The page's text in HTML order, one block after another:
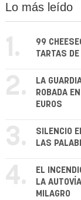
Lo más leído
1.
99
TARTAS
2.
LA
ROBADA
EUROS
3.
SILENCIO
LAS
4.
EL
LA
MILAGRO